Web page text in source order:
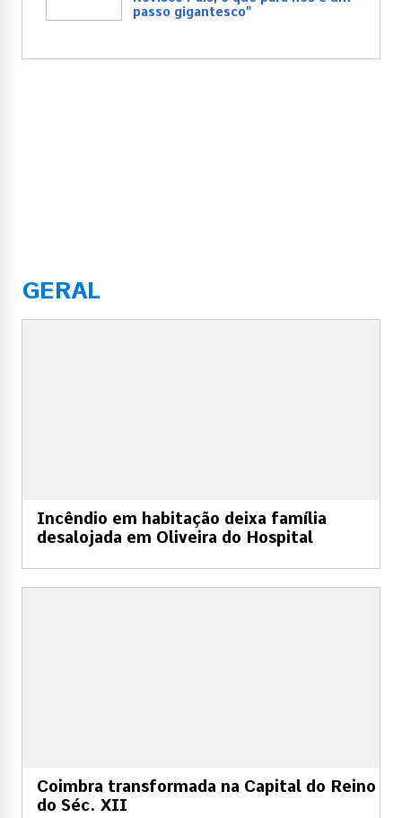
passo gigantesco”
GERAL
Incêndio em habitação deixa família
desalojada em Oliveira do Hospital
Coimbra transformada na Capital do Reino
do Séc. XII